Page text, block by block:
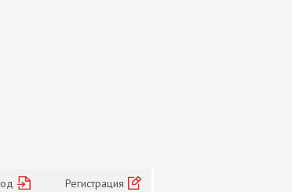
Регистрация